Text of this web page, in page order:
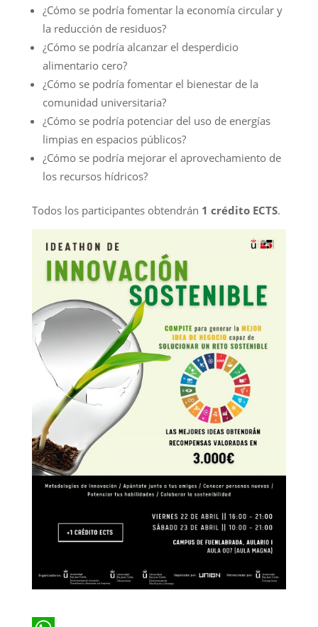
¿Cómo se podría fomentar la economía circular y
la reducción de residuos?
¿Cómo se podría alcanzar el desperdicio
alimentario cero?
¿Cómo se podría fomentar el bienestar de la
comunidad universitaria?
¿Cómo se podría potenciar del uso de energías
limpias en espacios públicos?
¿Cómo se podría mejorar el aprovechamiento de
los recursos hídricos?
Todos los participantes obtendrán 1 crédito ECTS.